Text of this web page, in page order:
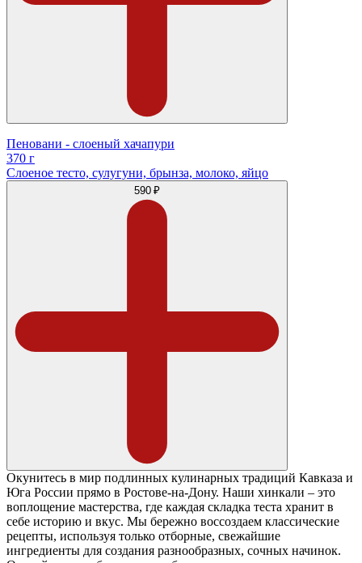
Пеновани - слоеный хачапури
370 г
Слоеное тесто, сулугуни, брынза, молоко, яйцо
590 ₽
Окунитесь в мир подлинных кулинарных традиций Кавказа и
Юга России прямо в Ростове-на-Дону. Наши хинкали – это
воплощение мастерства, где каждая складка теста хранит в
себе историю и вкус. Мы бережно воссоздаем классические
рецепты, используя только отборные, свежайшие
ингредиенты для создания разнообразных, сочных начинок.